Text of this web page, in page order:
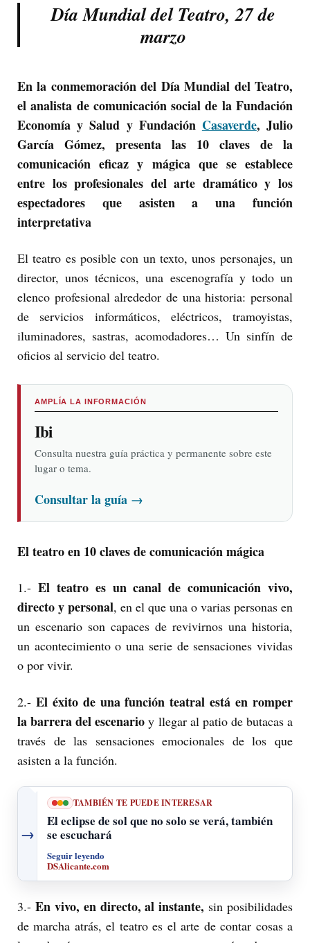
Día Mundial del Teatro, 27 de
marzo
En la conmemoración del Día Mundial del Teatro,
el analista de comunicación social de la Fundación
Economía y Salud y Fundación Casaverde, Julio
García Gómez, presenta las 10 claves de la
comunicación eficaz y mágica que se establece
entre los profesionales del arte dramático y los
espectadores que asisten a una función
interpretativa
El teatro es posible con un texto, unos personajes, un
director, unos técnicos, una escenografía y todo un
elenco profesional alrededor de una historia: personal
de servicios informáticos, eléctricos, tramoyistas,
iluminadores, sastras, acomodadores… Un sinfín de
oficios al servicio del teatro.
AMPLÍA LA INFORMACIÓN
Ibi
Consulta nuestra guía práctica y permanente sobre este
lugar o tema.
Consultar la guía →
El teatro en 10 claves de comunicación mágica
1.- El teatro es un canal de comunicación vivo,
directo y personal, en el que una o varias personas en
un escenario son capaces de revivirnos una historia,
un acontecimiento o una serie de sensaciones vividas
o por vivir.
2.- El éxito de una función teatral está en romper
la barrera del escenario y llegar al patio de butacas a
través de las sensaciones emocionales de los que
asisten a la función.
→
TAMBIÉN TE PUEDE INTERESAR
El eclipse de sol que no solo se verá, también
se escuchará
Seguir leyendo
DSAlicante.com
3.- En vivo, en directo, al instante, sin posibilidades
de marcha atrás, el teatro es el arte de contar cosas a